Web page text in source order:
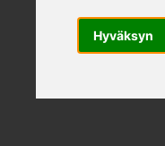
Hyväksyn